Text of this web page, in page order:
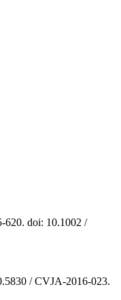
doi: 10.1002 /
/ CVJA-2016-023.